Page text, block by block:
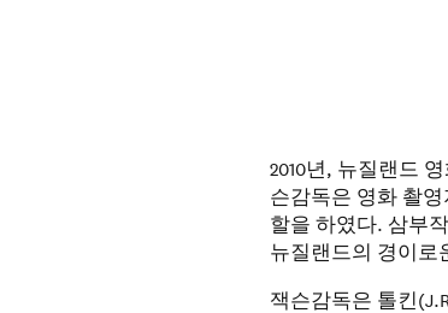
2010년, 뉴질랜드
슨감독은 영화 촬
할을 하였다. 삼부
뉴질랜드의 경이로
잭슨감독은 톨킨